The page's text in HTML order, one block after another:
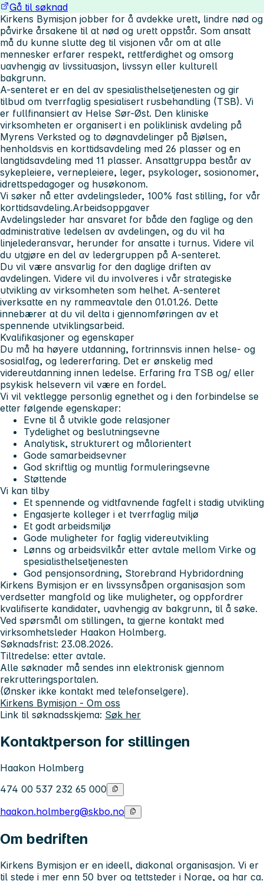
Gå til søknad
Kirkens Bymisjon jobber for å avdekke urett, lindre nød og
påvirke årsakene til at nød og urett oppstår. Som ansatt
må du kunne slutte deg til visjonen vår om at alle
mennesker erfarer respekt, rettferdighet og omsorg
uavhengig av livssituasjon, livssyn eller kulturell
bakgrunn.
A-senteret er en del av spesialisthelsetjenesten og gir
tilbud om tverrfaglig spesialisert rusbehandling (TSB). Vi
er fullfinansiert av Helse Sør-Øst. Den kliniske
virksomheten er organisert i en poliklinisk avdeling på
Myrens Verksted og to døgnavdelinger på Bjølsen,
henholdsvis en korttidsavdeling med 26 plasser og en
langtidsavdeling med 11 plasser. Ansattgruppa består av
sykepleiere, vernepleiere, leger, psykologer, sosionomer,
idrettspedagoger og husøkonom.
Vi søker nå etter avdelingsleder, 100% fast stilling, for vår
korttidsavdeling.Arbeidsoppgaver
Avdelingsleder har ansvaret for både den faglige og den
administrative ledelsen av avdelingen, og du vil ha
linjelederansvar, herunder for ansatte i turnus. Videre vil
du utgjøre en del av ledergruppen på A-senteret.
Du vil være ansvarlig for den daglige driften av
avdelingen. Videre vil du involveres i vår strategiske
utvikling av virksomheten som helhet. A-senteret
iverksatte en ny rammeavtale den 01.01.26. Dette
innebærer at du vil delta i gjennomføringen av et
spennende utviklingsarbeid.
Kvalifikasjoner og egenskaper
Du må ha høyere utdanning, fortrinnsvis innen helse- og
sosialfag, og ledererfaring. Det er ønskelig med
videreutdanning innen ledelse. Erfaring fra TSB og/ eller
psykisk helsevern vil være en fordel.
Vi vil vektlegge personlig egnethet og i den forbindelse se
etter følgende egenskaper:
Evne til å utvikle gode relasjoner
Tydelighet og beslutningsevne
Analytisk, strukturert og målorientert
Gode samarbeidsevner
God skriftlig og muntlig formuleringsevne
Støttende
Vi kan tilby
Et spennende og vidtfavnende fagfelt i stadig utvikling
Engasjerte kolleger i et tverrfaglig miljø
Et godt arbeidsmiljø
Gode muligheter for faglig videreutvikling
Lønns og arbeidsvilkår etter avtale mellom Virke og
spesialisthelsetjenesten
God pensjonsordning, Storebrand Hybridordning
Kirkens Bymisjon er en livssynsåpen organisasjon som
verdsetter mangfold og like muligheter, og oppfordrer
kvalifiserte kandidater, uavhengig av bakgrunn, til å søke.
Ved spørsmål om stillingen, ta gjerne kontakt med
virksomhetsleder Haakon Holmberg.
Søknadsfrist: 23.08.2026.
Tiltredelse: etter avtale.
Alle søknader må sendes inn elektronisk gjennom
rekrutteringsportalen.
(Ønsker ikke kontakt med telefonselgere).
Kirkens Bymisjon - Om oss
Link til søknadsskjema: Søk her
Kontaktperson for stillingen
Haakon Holmberg
474 00 537 232 65 000
haakon.holmberg@skbo.no
Om bedriften
Kirkens Bymisjon er en ideell, diakonal organisasjon. Vi er
til stede i mer enn 50 byer og tettsteder i Norge, og har ca.